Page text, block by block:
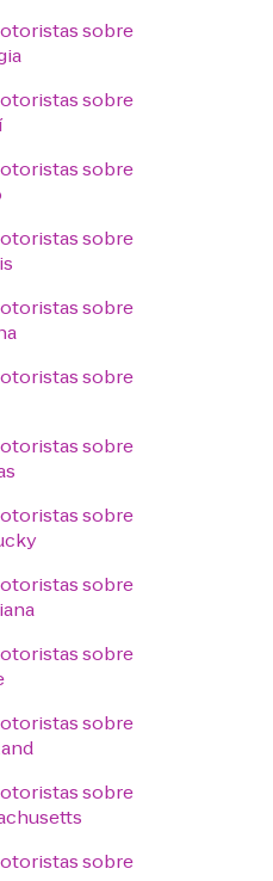
sobre
sobre
sobre
sobre
sobre
sobre
sobre
sobre
sobre
sobre
sobre
sobre
sobre